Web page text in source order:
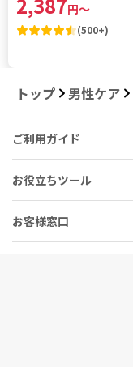
円～
(500+)
トップ 男性ケア
ご利用ガイド
お役立ちツール
お客様窓口